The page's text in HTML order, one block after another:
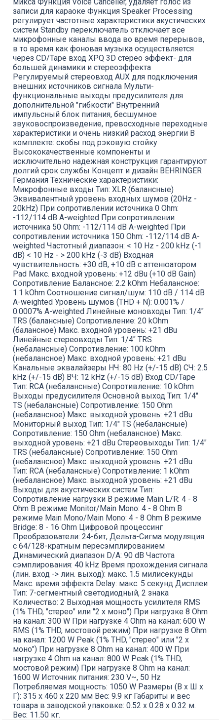
записи для караоке Функция Speaker Processing
регулирует частотные характеристики акустических
систем Standby переключатель отключает все
микрофонные каналы ввода во время перерывов,
в то время как фоновая музыка осуществляется
через CD/Tape вход XPQ 3D стерео эффект- для
большей динамики и стереоэффекта
Регулируемый стереовход AUX для подключения
внешних источников сигнала Мульти-
функциональные выходы предусилителя для
дополнительной "гибкости" Внутренний
импульсный блок питания, бесшумное
звуковоспроизведение, превосходные переходные
характеристики и очень низкий расход энергии В
комплекте: скобы под рэковую стойку
Высококачественные компоненты и
исключительно надежная конструкция гарантируют
долгий срок службы Концепт и дизайн BEHRINGER
Германия Технические характеристики:
Микрофонные входы Тип: XLR (балансные)
Эквивалентный уровень входных шумов (20Hz -
20kHz) При сопротивлении источника 0 Ohm:
-112/114 dB A-weighted При сопротивлении
источника 50 Ohm: -112/114 dB A-weighted При
сопротивлении источника 150 Ohm: -112/114 dB A-
weighted Частотный диапазон: < 10 Hz - 200 kHz (-1
dB) < 10 Hz - > 200 kHz (-3 dB) Входная
чувствительность: +30 dB, +10 dB с аттенюатором
Pad Макс. входной уровень: +12 dBu (+10 dB Gain)
Сопротивление Балансное: 2.2 kOhm Небалансное:
1.1 kOhm Соотношение сигнал/шум: 110 dB / 114 dB
A-weighted Уровень шумов (THD + N): 0.001% /
0.0007% A-weighted Линейные моновходы Тип: 1/4"
TRS (балансные) Сопротивление: 20 kOhm
(балансное) Макс. входной уровень: +21 dBu
Линейные стереовходы Тип: 1/4" TRS
(небалансные) Сопротивление: 100 kOhm
(небалансное) Макс. входной уровень: +21 dBu
Канальные эквалайзеры НЧ: 80 Hz (+/-15 dB) СЧ: 2.5
kHz (+/-15 dB) ВЧ: 12 kHz (+/-15 dB) Вход CD/Tape
Тип: RCA (небалансные) Сопротивление: 10 kOhm
Выходы предусилителя Основной выход Тип: 1/4"
TS (небалансные) Сопротивление: 150 Ohm
(небалансное) Макс. выходной уровень: +21 dBu
Мониторный выход Тип: 1/4" TS (небалансные)
Сопротивление: 150 Ohm (небалансное) Макс.
выходной уровень: +21 dBu Стереовыходы Тип: 1/4"
TRS (небалансные) Сопротивление: 150 Ohm
(небалансное) Макс. выходной уровень: +21 dBu
Тип: RCA (небалансные) Сопротивление: 1 kOhm
(небалансное) Макс. выходной уровень: +21 dBu
Выходы для акустических систем Тип:
Сопротивление нагрузки В режиме Main L/R: 4 - 8
Ohm В режиме Monitor/Main Mono: 4 - 8 Ohm В
режиме Main Mono/Main Mono: 4 - 8 Ohm В режиме
Bridge: 8 - 16 Ohm Цифровой процессинг
Преобразователи: 24-бит, Дельта-Сигма модуляция
с 64/128-кратным пересэмплированием
Динамический диапазон D/A: 90 dB Частота
сэмплирования: 40 kHz Время прохождения сигнала
(лин. вход -> лин. выход): макс. 1.5 милисекунды
Макс. время эффекта Delay: макс. 5 секунд Дисплеи
Тип: 7-сегментный светодиодный, 2 знака
Количество: 2 Выходная мощность усилителя RMS
(1% THD, "стерео" или "2 х моно") При нагрузке 8 Ohm
на канал: 300 W При нагрузке 4 Ohm на канал: 600 W
RMS (1% THD, мостовой режим) При нагрузке 8 Ohm
на канал: 1200 W Peak (1% THD, "стерео" или "2 х
моно") При нагрузке 8 Ohm на канал: 400 W При
нагрузке 4 Ohm на канал: 800 W Peak (1% THD,
мостовой режим) При нагрузке 8 Ohm на канал:
1600 W Источник питания: 230 V~, 50 Hz
Потребляемая мощность: 1050 W Размеры (В х Ш х
Г): 315 х 460 х 220 мм Вес: 9.9 кг Габариты и вес
товара в заводской упаковке: 0.52 x 0.28 x 0.32 м.
Вес: 11.50 кг.